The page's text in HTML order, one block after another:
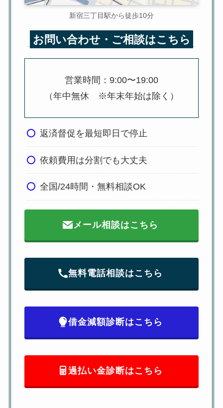
新宿三丁目駅から徒歩10分
お問い合わせ・ご相談はこちら
営業時間：9:00〜19:00
（年中無休 ※年末年始は除く）
返済督促を最短即日で停止
依頼費用は分割でも大丈夫
全国/24時間・無料相談OK
メール相談はこちら
無料電話相談はこちら
借金減額診断はこちら
過払い金診断はこちら